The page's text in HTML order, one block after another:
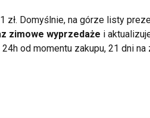
zł. Domyślnie, na górze listy
zimowe wyprzedaże i
od momentu zakupu, 21 dni na